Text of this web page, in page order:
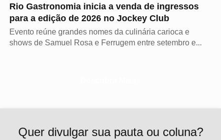
Rio Gastronomia inicia a venda de ingressos
para a edição de 2026 no Jockey Club
Evento reúne grandes nomes da culinária carioca e
shows de Samuel Rosa e Ferrugem entre setembro e...
Quer divulgar sua pauta ou coluna?